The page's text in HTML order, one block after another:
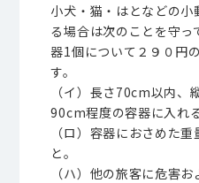
小犬・猫・はとなどの
る場合は次のことを守
器1個について２９０円
す。
（イ）長さ70cm以内、
90cm程度の容器に入れ
（ロ）容器におさめた
と。
（ハ）他の旅客に危害